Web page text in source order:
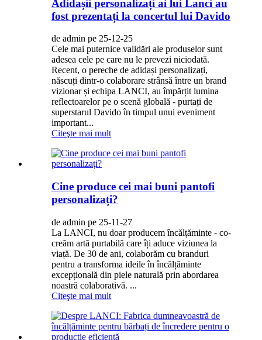
Adidașii personalizați ai lui Lanci au
fost prezentați la concertul lui Davido
de admin pe 25-12-25
Cele mai puternice validări ale produselor sunt
adesea cele pe care nu le prevezi niciodată.
Recent, o pereche de adidași personalizați,
născuți dintr-o colaborare strânsă între un brand
vizionar și echipa LANCI, au împărțit lumina
reflectoarelor pe o scenă globală - purtați de
superstarul Davido în timpul unui eveniment
important...
Citeşte mai mult
Cine produce cei mai buni pantofi
personalizați?
de admin pe 25-11-27
La LANCI, nu doar producem încălțăminte - co-
creăm artă purtabilă care îți aduce viziunea la
viață. De 30 de ani, colaborăm cu branduri
pentru a transforma ideile în încălțăminte
excepțională din piele naturală prin abordarea
noastră colaborativă. ...
Citeşte mai mult